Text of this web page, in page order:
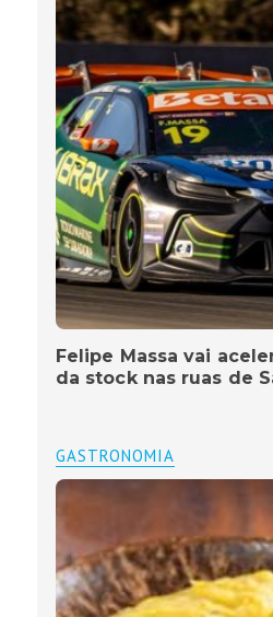
Felipe Massa vai
da stock nas ruas de
GASTRONOMIA